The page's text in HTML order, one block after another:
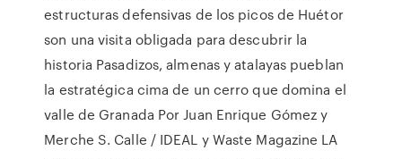
estructuras defensivas de los picos de Huétor
son una visita obligada para descubrir la
historia Pasadizos, almenas y atalayas pueblan
la estratégica cima de un cerro que domina el
valle de Granada Por Juan Enrique Gómez y
Merche S. Calle / IDEAL y Waste Magazine LA